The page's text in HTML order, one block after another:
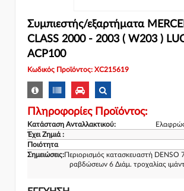
Συμπιεστής/εξαρτήματα
CLASS 2000 - 2003 ( W203 )
ACP100
Κωδικός Προϊόντος: XC215619
Πληροφορίες Προϊόντος:
Κατάσταση Ανταλλακτικού:
Ελαφρώς
Έχει Ζημιά :
Ποιότητα
Σημειώσεις:Περιορισμός κατασκευαστή DENSO
ραβδώσεων 6 Διάμ. τροχαλίας